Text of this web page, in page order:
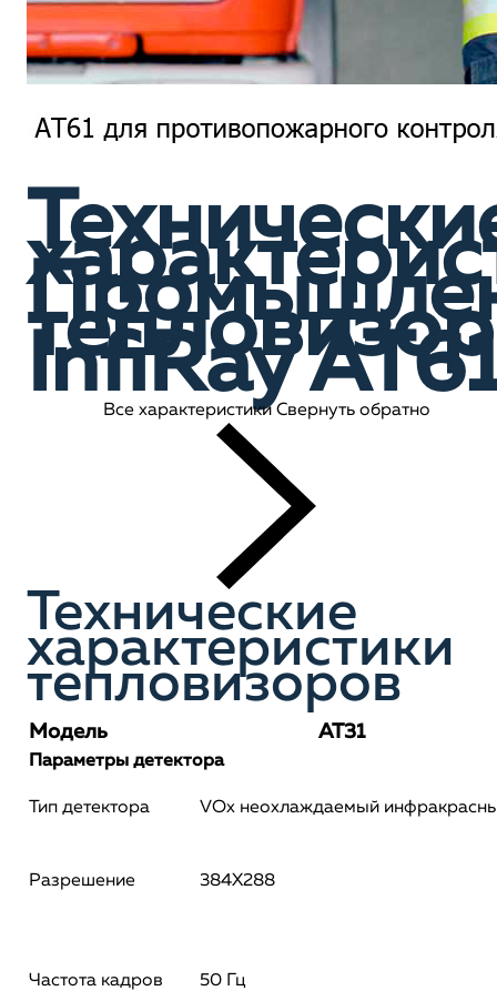
тепловизор
InfiRay
Все характеристики Свернуть обратно
Технические
характеристики
тепловизоров
Модель AT31
Параметры детектора
Тип детектора VOx неохлаждаемый
Разрешение 384X288
Частота кадров 50 Гц